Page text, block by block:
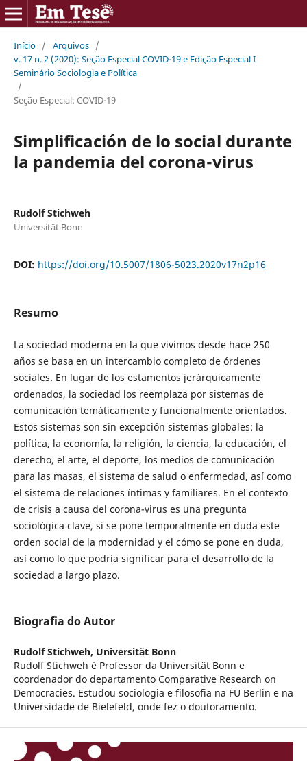
Início / Arquivos /
v. 17 n. 2 (2020): Seção Especial COVID-19 e Edição Especial I
Seminário Sociologia e Política
/
Seção Especial: COVID-19
Simplificación de lo social durante
la pandemia del corona-virus
Rudolf Stichweh
Universität Bonn
DOI: https://doi.org/10.5007/1806-5023.2020v17n2p16
Resumo
La sociedad moderna en la que vivimos desde hace 250
años se basa en un intercambio completo de órdenes
sociales. En lugar de los estamentos jerárquicamente
ordenados, la sociedad los reemplaza por sistemas de
comunicación temáticamente y funcionalmente orientados.
Estos sistemas son sin excepción sistemas globales: la
política, la economía, la religión, la ciencia, la educación, el
derecho, el arte, el deporte, los medios de comunicación
para las masas, el sistema de salud o enfermedad, así como
el sistema de relaciones íntimas y familiares. En el contexto
de crisis a causa del corona-virus es una pregunta
sociológica clave, si se pone temporalmente en duda este
orden social de la modernidad y el cómo se pone en duda,
así como lo que podría significar para el desarrollo de la
sociedad a largo plazo.
Biografia do Autor
Rudolf Stichweh, Universität Bonn
Rudolf Stichweh é Professor da Universität Bonn e
coordenador do departamento Comparative Research on
Democracies. Estudou sociologia e filosofia na FU Berlin e na
Universidade de Bielefeld, onde fez o doutoramento.